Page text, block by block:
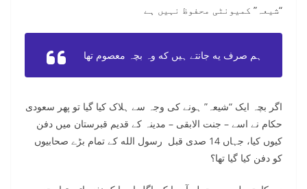
“شیعہ” کمیونٹی محفوظ نہیں ہے
ہم صرف یه جانتے ہیں که وہ بچہ معصوم تھا
اگر بچہ ایک “شیعہ” ہونے کی وجہ سے ہلاک کیا گیا تو پھر سعودی
حکام نے اسے – جنت الابقی – مدینہ کے قدیم قبرستان میں دفن
کیوں کیا، جہاں 14 صدی قبل رسول الله کے تمام بڑے صحابیوں
کو دفن کیا گیا تھا؟